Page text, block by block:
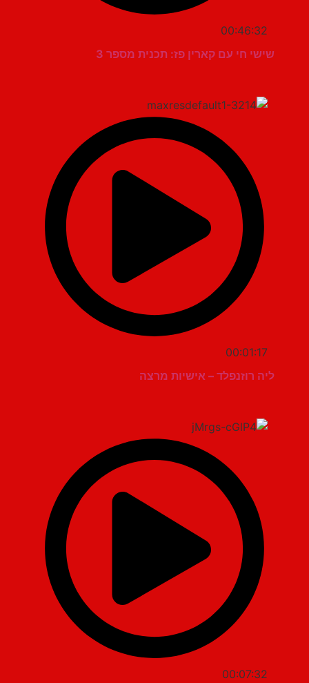
00:46:32
שישי חי עם קארין פז: תכנית מספר 3
00:01:17
ליה רוזנפלד – אישיות מרצה
00:07:32